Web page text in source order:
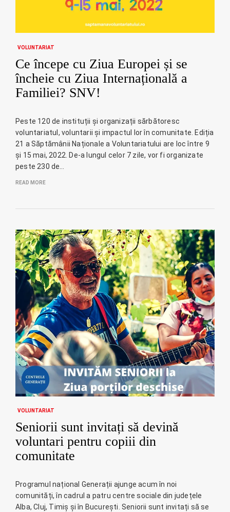
VOLUNTARIAT
Ce începe cu Ziua Europei și se
încheie cu Ziua Internațională a
Familiei? SNV!
Peste 120 de instituții și organizații sărbătoresc
voluntariatul, voluntarii și impactul lor în comunitate. Ediția
21 a Săptămânii Naționale a Voluntariatului are loc între 9
și 15 mai, 2022. De-a lungul celor 7 zile, vor fi organizate
peste 230 de…
READ MORE
VOLUNTARIAT
Seniorii sunt invitați să devină
voluntari pentru copiii din
comunitate
Programul național Generații ajunge acum în noi
comunități, în cadrul a patru centre sociale din județele
Alba, Cluj, Timiș și în București. Seniorii sunt invitați să se